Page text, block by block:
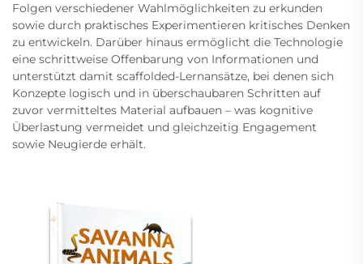
Folgen verschiedener Wahlmöglichkeiten zu erkunden
sowie durch praktisches Experimentieren kritisches Denken
zu entwickeln. Darüber hinaus ermöglicht die Technologie
eine schrittweise Offenbarung von Informationen und
unterstützt damit scaffolded-Lernansätze, bei denen sich
Konzepte logisch und in überschaubaren Schritten auf
zuvor vermitteltes Material aufbauen – was kognitive
Überlastung vermeidet und gleichzeitig Engagement
sowie Neugierde erhält.